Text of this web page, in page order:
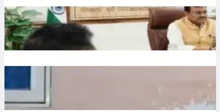
Water: उत्तराखंड में भूजल संरक्षण पर जोर, मुख्य सचिव ने दिए सख्त निर्देश
July 10, 2026 Ronit Sharma
July 9, 2026